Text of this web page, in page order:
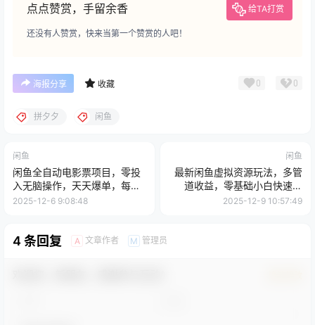
点点赞赏，手留余香 给TA打赏
还没有人赞赏，快来当第一个赞赏的人吧！
海报分享 收藏 0 0
拼夕夕 闲鱼
闲鱼
闲鱼全自动电影票项目，零投
入无脑操作，天天爆单，每日
稳定收益3张
2025-12-6 9:08:48
闲鱼
最新闲鱼虚拟资源玩法，多管
道收益，零基础小白快速上
手，每天两小时月收入过万
2025-12-9 10:57:49
4 条回复 A 文章作者 M 管理员